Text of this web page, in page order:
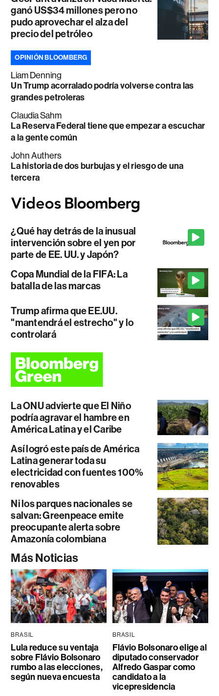
ganó US$34 millones pero no
pudo aprovechar el alza del
precio del petróleo
OPINIÓN BLOOMBERG
Liam Denning
Un Trump acorralado podría volverse contra las
grandes petroleras
Claudia Sahm
La Reserva Federal tiene que empezar a escuchar
a la gente común
John Authers
La historia de dos burbujas y el riesgo de una
tercera
¿Qué hay detrás de la inusual
intervención sobre el yen por
parte de EE. UU. y Japón?
Copa Mundial de la FIFA: La
batalla de las marcas
Trump afirma que EE.UU.
"mantendrá el estrecho" y lo
controlará
La ONU advierte que El Niño
podría agravar el hambre en
América Latina y el Caribe
Así logró este país de América
Latina generar toda su
electricidad con fuentes 100%
renovables
Ni los parques nacionales se
salvan: Greenpeace emite
preocupante alerta sobre
Amazonía colombiana
Más Noticias
BRASIL
Lula reduce su ventaja
sobre Flávio Bolsonaro
rumbo a las elecciones,
según nueva encuesta
BRASIL
Flávio Bolsonaro elige al
diputado conservador
Alfredo Gaspar como
candidato a la
vicepresidencia